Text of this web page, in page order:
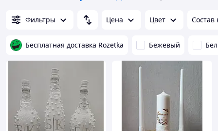
Фильтры Цена Цвет Состав
Бесплатная доставка Rozetka Бежевый